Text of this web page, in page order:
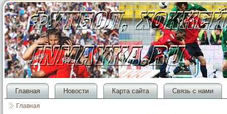
Главная Новости Карта сайта Связь с нами
Главная